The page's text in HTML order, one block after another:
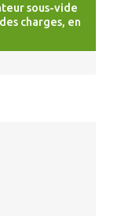
sous-vide
charges, en